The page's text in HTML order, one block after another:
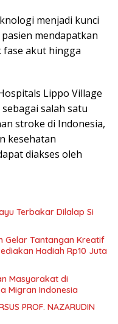
menjadi kunci
mendapatkan
fase akut hingga
Lippo Village
salah satu
stroke di Indonesia,
kesehatan
diakses oleh
Terbakar Dilalap Si
Gelar Tantangan Kreatif
Hadiah Rp10 Juta
Masyarakat di
Migran Indonesia
PROF. NAZARUDIN